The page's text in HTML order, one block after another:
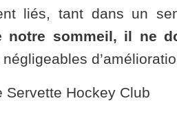
liés, tant dans un
notre sommeil, il ne
Servette Hockey Club